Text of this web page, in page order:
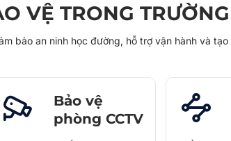
VỆ TRONG
bảo an ninh học đường, hỗ trợ vận hành và
Bảo vệ
phòng CCTV